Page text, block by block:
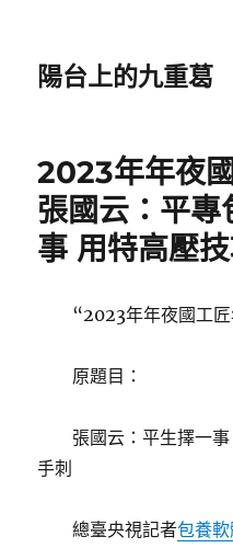
陽台上的九重葛
2023年年夜
張國云：平專
事 用特高壓
“2023年年夜國工
原題目：
張國云：平生擇一
手刺
總臺央視記者包養